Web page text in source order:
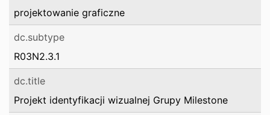
projektowanie graficzne
dc.subtype
R03N2.3.1
dc.title
Projekt identyfikacji wizualnej Grupy Milestone